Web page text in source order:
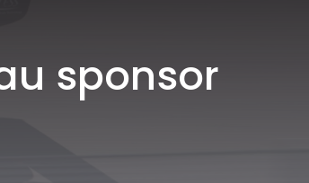
sponsor